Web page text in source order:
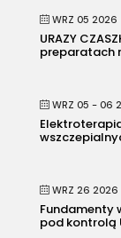
WRZ 05 2026
URAZY
preparatach
WRZ 05 - 06
WRZ 26 2026
Fundamenty
pod kontrolą